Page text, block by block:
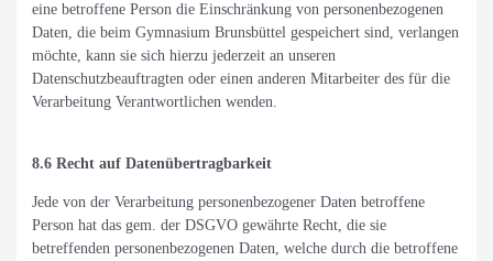
eine betroffene Person die Einschränkung von personenbezogenen
Daten, die beim Gymnasium Brunsbüttel gespeichert sind, verlangen
möchte, kann sie sich hierzu jederzeit an unseren
Datenschutzbeauftragten oder einen anderen Mitarbeiter des für die
Verarbeitung Verantwortlichen wenden.
8.6 Recht auf Datenübertragbarkeit
Jede von der Verarbeitung personenbezogener Daten betroffene
Person hat das gem. der DSGVO gewährte Recht, die sie
betreffenden personenbezogenen Daten, welche durch die betroffene